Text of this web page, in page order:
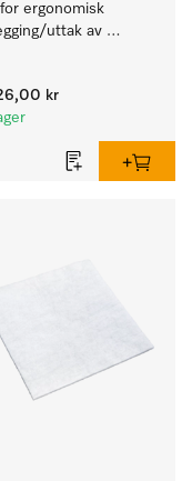
for ergonomisk
uttak av
kr